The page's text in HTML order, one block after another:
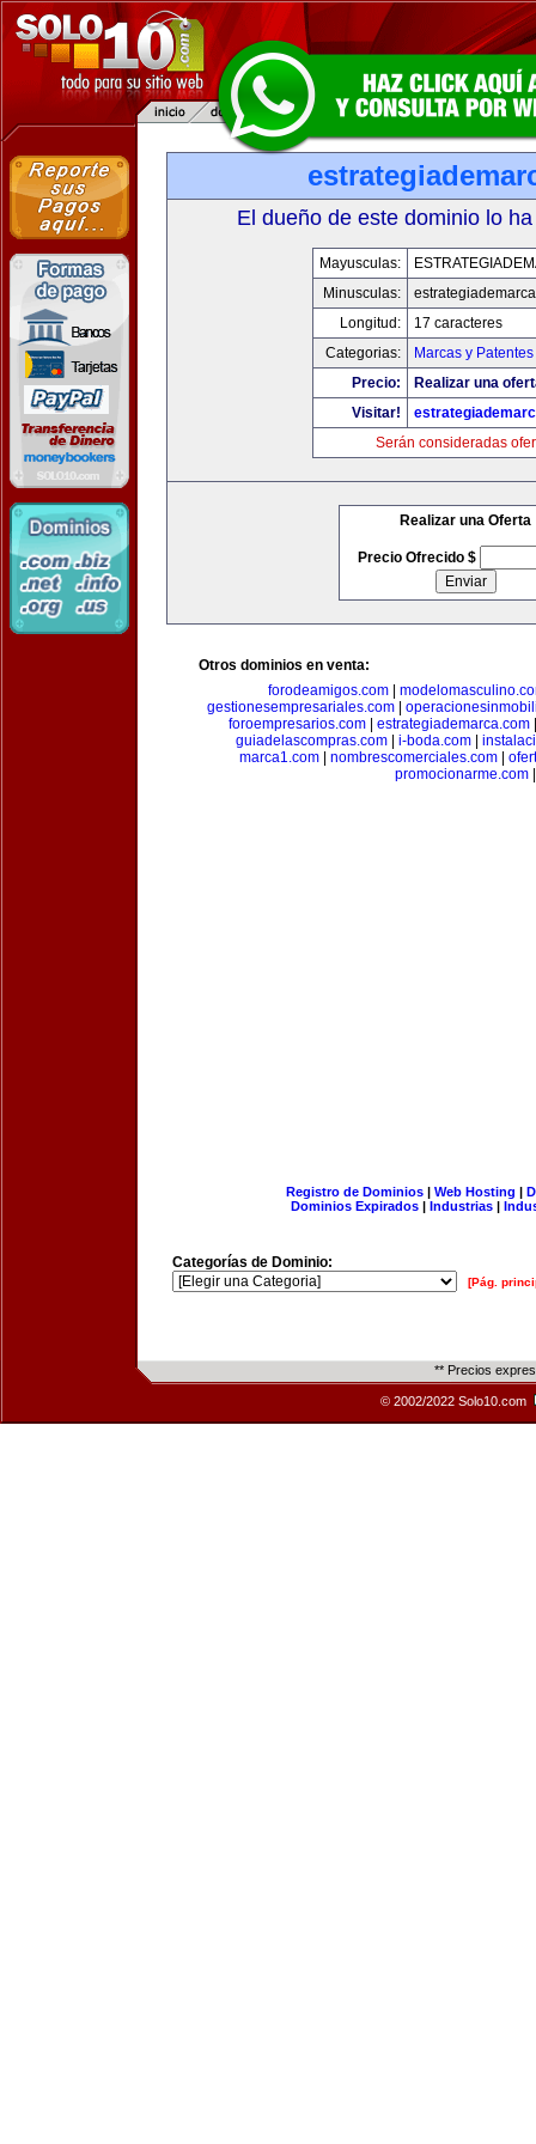
El dueño de este dominio lo
Mayusculas:
Minusculas:
Longitud:
17 caracteres
Categorias:
Marcas y Patentes
Precio:
Realizar una
Visitar!
Serán consideradas
Realizar una Oferta
Precio Ofrecido $
Otros dominios en venta:
forodeamigos.com
gestionesempresariales.com
foroempresarios.com| estrategiademarca.com
guiadelascompras.com
i-boda.com
marca1.com| nombrescomerciales.com|
promocionarme.com
Registro de Dominios| Web Hosting |
Dominios Expirados | Industrias |
Categorías de Dominio:
[Pág.
** Precios
© 2002/2022 Solo10.com